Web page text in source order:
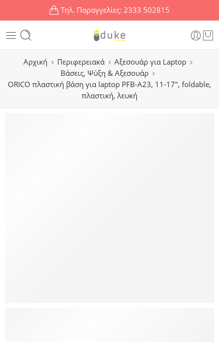
Τηλ. Παραγγελίες: 2333 502815
Αρχική Περιφερειακά
Αξεσουάρ για Laptop
Βάσεις, Ψύξη & Αξεσουάρ
ORICO πλαστική βάση για laptop PFB-A23, 11-17″, foldable,
πλαστική, λευκή